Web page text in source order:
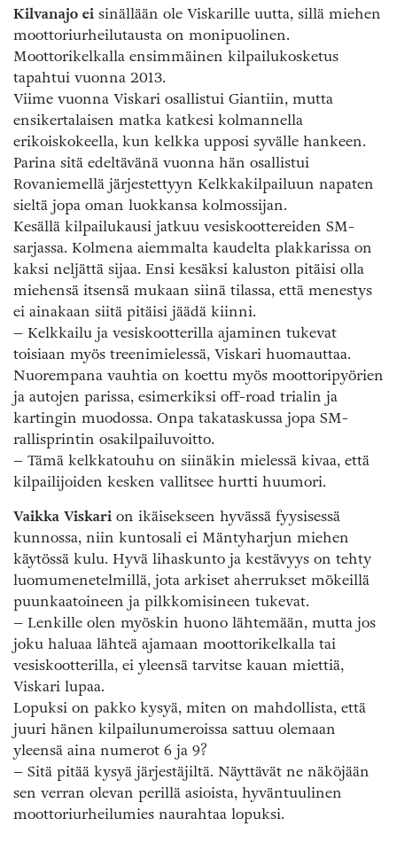
Kilvanajo ei sinällään ole Viskarille uutta, sillä miehen
moottoriurheilutausta on monipuolinen.
Moottorikelkalla ensimmäinen kilpailukosketus
tapahtui vuonna 2013.
Viime vuonna Viskari osallistui Giantiin, mutta
ensikertalaisen matka katkesi kolmannella
erikoiskokeella, kun kelkka upposi syvälle hankeen.
Parina sitä edeltävänä vuonna hän osallistui
Rovaniemellä järjestettyyn Kelkkakilpailuun napaten
sieltä jopa oman luokkansa kolmossijan.
Kesällä kilpailukausi jatkuu vesiskoottereiden SM-
sarjassa. Kolmena aiemmalta kaudelta plakkarissa on
kaksi neljättä sijaa. Ensi kesäksi kaluston pitäisi olla
miehensä itsensä mukaan siinä tilassa, että menestys
ei ainakaan siitä pitäisi jäädä kiinni.
– Kelkkailu ja vesiskootterilla ajaminen tukevat
toisiaan myös treenimielessä, Viskari huomauttaa.
Nuorempana vauhtia on koettu myös moottoripyörien
ja autojen parissa, esimerkiksi off-road trialin ja
kartingin muodossa. Onpa takataskussa jopa SM-
rallisprintin osakilpailuvoitto.
– Tämä kelkkatouhu on siinäkin mielessä kivaa, että
kilpailijoiden kesken vallitsee hurtti huumori.
Vaikka Viskari on ikäisekseen hyvässä fyysisessä
kunnossa, niin kuntosali ei Mäntyharjun miehen
käytössä kulu. Hyvä lihaskunto ja kestävyys on tehty
luomumenetelmillä, jota arkiset aherrukset mökeillä
puunkaatoineen ja pilkkomisineen tukevat.
– Lenkille olen myöskin huono lähtemään, mutta jos
joku haluaa lähteä ajamaan moottorikelkalla tai
vesiskootterilla, ei yleensä tarvitse kauan miettiä,
Viskari lupaa.
Lopuksi on pakko kysyä, miten on mahdollista, että
juuri hänen kilpailunumeroissa sattuu olemaan
yleensä aina numerot 6 ja 9?
– Sitä pitää kysyä järjestäjiltä. Näyttävät ne näköjään
sen verran olevan perillä asioista, hyväntuulinen
moottoriurheilumies naurahtaa lopuksi.